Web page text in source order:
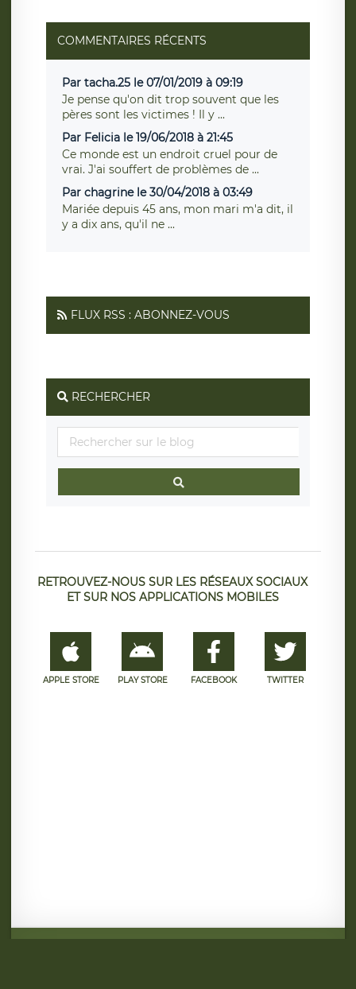
COMMENTAIRES RÉCENTS
Par tacha.25 le 07/01/2019 à 09:19
Je pense qu'on dit trop souvent que les
pères sont les victimes ! Il y ...
Par Felicia le 19/06/2018 à 21:45
Ce monde est un endroit cruel pour de
vrai. J'ai souffert de problèmes de ...
Par chagrine le 30/04/2018 à 03:49
Mariée depuis 45 ans, mon mari m'a dit, il
y a dix ans, qu'il ne ...
FLUX RSS : ABONNEZ-VOUS
RECHERCHER
RETROUVEZ-NOUS SUR LES RÉSEAUX SOCIAUX
ET SUR NOS APPLICATIONS MOBILES
APPLE STORE PLAY STORE FACEBOOK TWITTER